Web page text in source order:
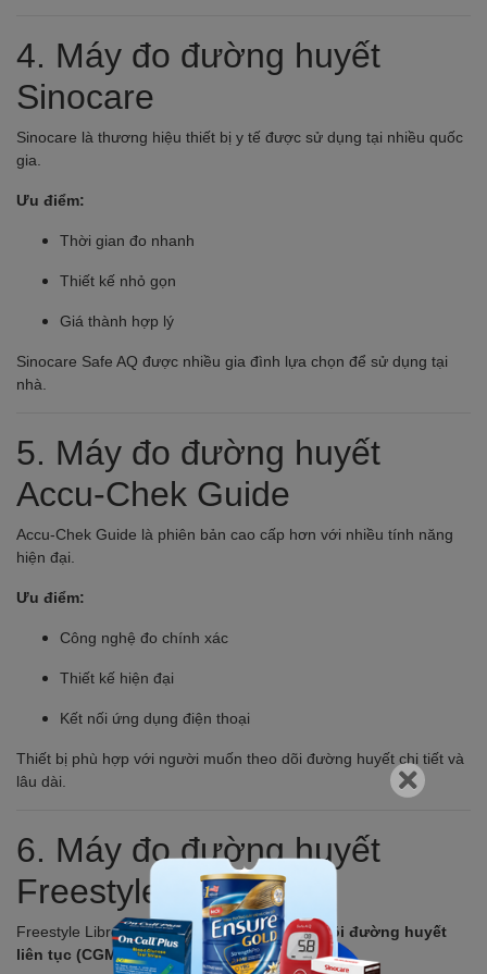
4. Máy đo đường huyết
Sinocare
Sinocare là thương hiệu thiết bị y tế được sử dụng tại nhiều quốc
gia.
Ưu điểm:
Thời gian đo nhanh
Thiết kế nhỏ gọn
Giá thành hợp lý
Sinocare Safe AQ được nhiều gia đình lựa chọn để sử dụng tại
nhà.
5. Máy đo đường huyết
Accu-Chek Guide
Accu-Chek Guide là phiên bản cao cấp hơn với nhiều tính năng
hiện đại.
Ưu điểm:
Công nghệ đo chính xác
Thiết kế hiện đại
Kết nối ứng dụng điện thoại
Thiết bị phù hợp với người muốn theo dõi đường huyết chi tiết và
lâu dài.
6. Máy đo đường huyết
Freestyle Libre
Freestyle Libre của Abbott là hệ thốngtheo dõi đường huyết
liên tục (CGM).